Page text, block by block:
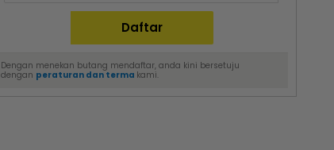
Dengan menekan butang mendaftar, anda kini bersetuju
dengan peraturan dan terma kami.